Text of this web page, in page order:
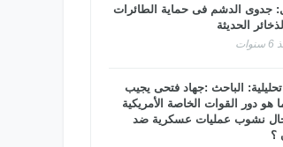
جدوى الدشم فى حماية الطائرات
الحديثة
الباحث :جهاد فتحى يجيب
هو دور القوات الخاصة الأمريكية
نشوب عمليات عسكرية ضد
؟